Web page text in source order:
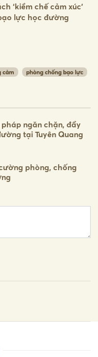
‘kiềm chế cảm xúc’
lực học đường
cảm
phòng chống bạo lực
ngăn chặn, đẩy
tại Tuyên Quang
phòng, chống